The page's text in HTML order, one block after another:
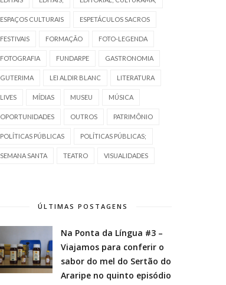
ESPAÇOS CULTURAIS ESPETÁCULOS SACROS
FESTIVAIS FORMAÇÃO FOTO-LEGENDA
FOTOGRAFIA FUNDARPE GASTRONOMIA
GUTERIMA LEI ALDIR BLANC LITERATURA
LIVES MÍDIAS MUSEU MÚSICA
OPORTUNIDADES OUTROS PATRIMÔNIO
POLÍTICAS PÚBLICAS POLÍTICAS PÚBLICAS;
SEMANA SANTA TEATRO VISUALIDADES
ÚLTIMAS POSTAGENS
Na Ponta da Língua #3 –
Viajamos para conferir o
sabor do mel do Sertão do
Araripe no quinto episódio